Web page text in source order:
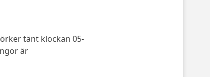
tänt klockan 05-
är